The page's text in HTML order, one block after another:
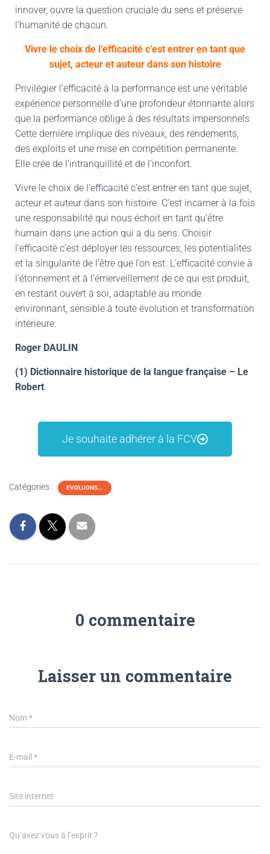
innover, ouvre la question cruciale du sens et préserve
l’humanité de chacun.
Vivre le choix de l’efficacité c’est entrer en tant que
sujet, acteur et auteur dans son histoire
Privilégier l’efficacité à la performance est une véritable
expérience personnelle d’une profondeur étonnante alors
que la performance oblige à des résultats impersonnels.
Cette dernière implique des niveaux, des rendements,
des exploits et une mise en compétition permanente.
Elle crée de l’intranquillité et de l’inconfort.
Vivre le choix de l’efficacité c’est entrer en tant que sujet,
acteur et auteur dans son histoire. C’est incarner à la fois
une responsabilité qui nous échoit en tant qu’être
humain dans une action qui a du sens. Choisir
l’efficacité c’est déployer les ressources, les potentialités
et la singularité de l’être que l’on est. L’efficacité convie à
l’étonnement et à l’émerveillement de ce qui est produit,
en restant ouvert à soi, adaptable au monde
environnant, sensible à toute évolution et transformation
intérieure.
Roger DAULIN
(1) Dictionnaire historique de la langue française – Le
Robert
Je souhaite adhérer à la FCV
Catégories : EVOLUONS...
0 commentaire
Laisser un commentaire
Nom*
E-mail *
Site internet
Qu’avez vous à l’esprit ?